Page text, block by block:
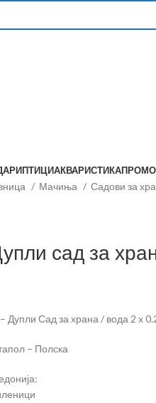
ПТИЦИАКВАРИСТИКА
Мачиња Садови за
сад за
Дупли Сад за храна / вода 2 x
– Полска